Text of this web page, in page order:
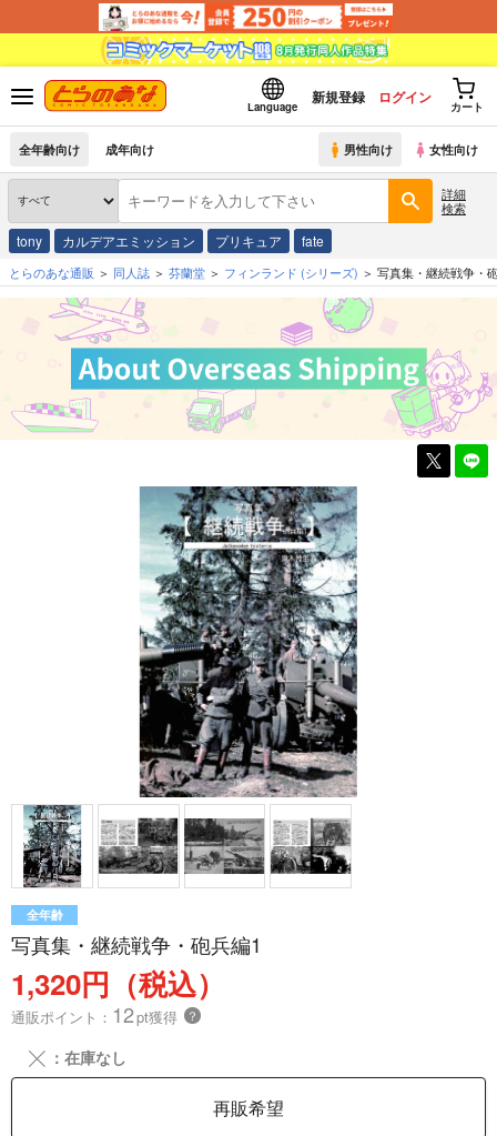
Language
新規登録 ログイン
カート
全年齢向け 成年向け 男性向け 女性向け
詳細
検索
tony カルデアエミッション プリキュア fate
とらのあな通販 同人誌 芬蘭堂 フィンランド (シリーズ) 写真集・継続戦争・
全年齢
写真集・継続戦争・砲兵編1
1,320円（税込）
通販ポイント： 12pt獲得 ？
╳ ：在庫なし
再販希望